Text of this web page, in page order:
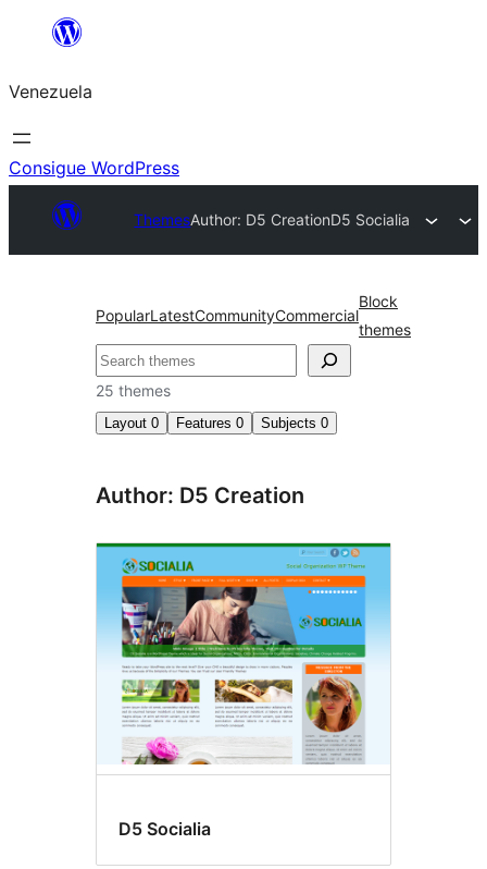
Saltar
contenido
Venezuela
Consigue WordPress
ThemesAuthor: D5 CreationD5 Socialia
PopularLatestCommunityCommercial
Block
themes
Buscar
25 themes
Layout 0 Features 0 Subjects 0
Author: D5 Creation
D5 Socialia